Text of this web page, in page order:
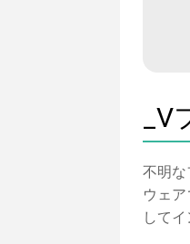
_V
不明
ウェ
して